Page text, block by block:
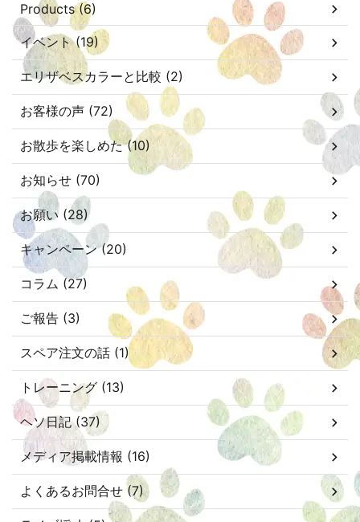
Products (6)
イベント (19)
エリザベスカラーと比較 (2)
お客様の声 (72)
お散歩を楽しめた (10)
お知らせ (70)
お願い (28)
キャンペーン (20)
コラム (27)
ご報告 (3)
スペア注文の話 (1)
トレーニング (13)
ヘソ日記 (37)
メディア掲載情報 (16)
よくあるお問合せ (7)